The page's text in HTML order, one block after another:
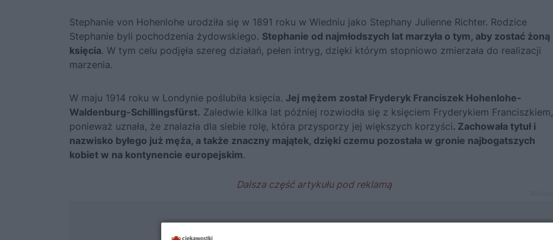
Stephanie von Hohenlohe urodziła się w 1891 roku w Wiedniu jako Stephany Julienne Richter. Rodzice
Stephanie byli pochodzenia żydowskiego. Stephanie od najmłodszych lat marzyła o tym, aby zostać żoną
księcia. W tym celu podjęła szereg działań, pełen intryg, dzięki którym stopniowo zmierzała do realizacji
marzenia.
W maju 1914 roku w Londynie poślubiła księcia. Jej mężem został Fryderyk Franciszek Hohenlohe-
Waldenburg-Schillingsfürst. Zaledwie kilka lat później rozwiodła się z księciem Fryderykiem Franciszkiem,
ponieważ uznała, że znalazła dla siebie rolę, która przysporzy jej większych korzyści. Zachowała tytuł i
nazwisko byłego już męża, a także znaczny majątek, dzięki czemu pozostała w gronie najbogatszych
kobiet w na kontynencie europejskim.